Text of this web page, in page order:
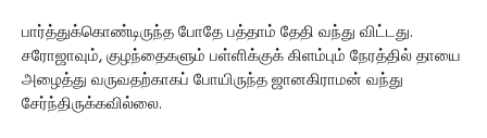
பார்த்துக்கொண்டிருந்த போதே பத்தாம் தேதி வந்து விட்டது.
சரோஜாவும், குழந்தைகளும் பள்ளிக்குக் கிளம்பும் நேரத்தில் தாயை
அழைத்து வருவதற்காகப் போயிருந்த ஜானகிராமன் வந்து
சேர்ந்திருக்கவில்லை.